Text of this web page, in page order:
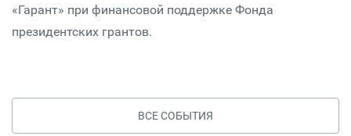
«Гарант» при финансовой поддержке Фонда
президентских грантов.
ВСЕ СОБЫТИЯ